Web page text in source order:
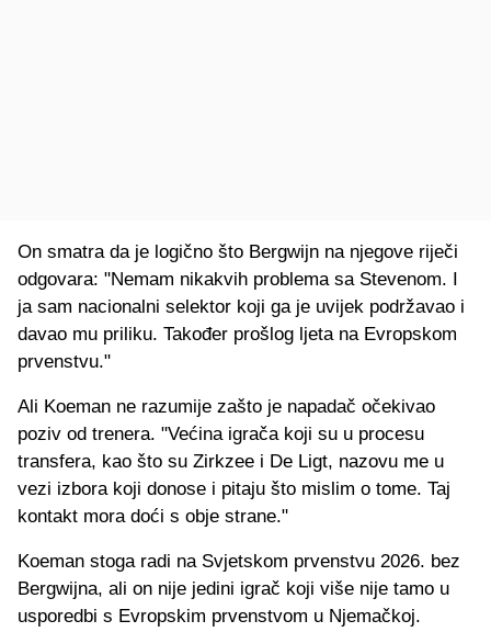
On smatra da je logično što Bergwijn na njegove riječi
odgovara: "Nemam nikakvih problema sa Stevenom. I
ja sam nacionalni selektor koji ga je uvijek podržavao i
davao mu priliku. Također prošlog ljeta na Evropskom
prvenstvu."
Ali Koeman ne razumije zašto je napadač očekivao
poziv od trenera. "Većina igrača koji su u procesu
transfera, kao što su Zirkzee i De Ligt, nazovu me u
vezi izbora koji donose i pitaju što mislim o tome. Taj
kontakt mora doći s obje strane."
Koeman stoga radi na Svjetskom prvenstvu 2026. bez
Bergwijna, ali on nije jedini igrač koji više nije tamo u
usporedbi s Evropskim prvenstvom u Njemačkoj.